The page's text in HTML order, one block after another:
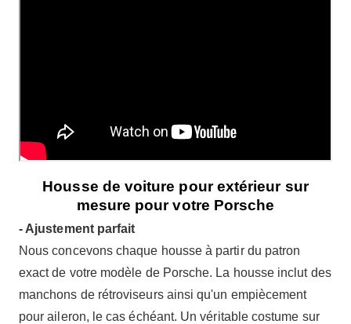
Housse de voiture pour extérieur sur
mesure pour votre Porsche
- Ajustement parfait
Nous concevons chaque housse à partir du patron
exact de votre modèle de Porsche. La housse inclut des
manchons de rétroviseurs ainsi qu'un empiècement
pour aileron, le cas échéant. Un véritable costume sur